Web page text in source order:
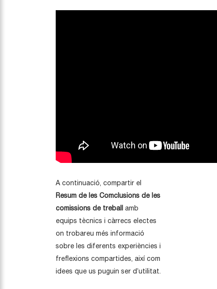
A continuació, compartir el
Resum de les Comclusions de les
comissions de treball amb
equips tècnics i càrrecs electes
on trobareu més informació
sobre les diferents experiències i
freflexions compartides, així com
idees que us puguin ser d’utilitat.